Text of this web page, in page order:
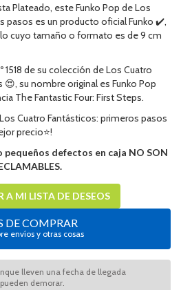
Plateado, este Funko Pop de Los
pasos es un producto oficial Funko ✔️,
cuyo tamaño o formato es de 9 cm
de su colección de Los Cuatro
su nombre original es Funko Pop
The Fantastic Four: First Steps.
Cuatro Fantásticos: primeros pasos
precio⭐!
defectos en caja NO SON
A MI LISTA DE DESEOS
DE COMPRAR
envíos y otras cosas
lleven una fecha de llegada
demorar.